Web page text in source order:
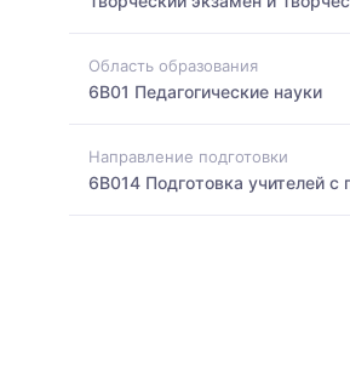
Область образования
6B01 Педагогические науки
Направление подготовки
6B014 Подготовка учителей